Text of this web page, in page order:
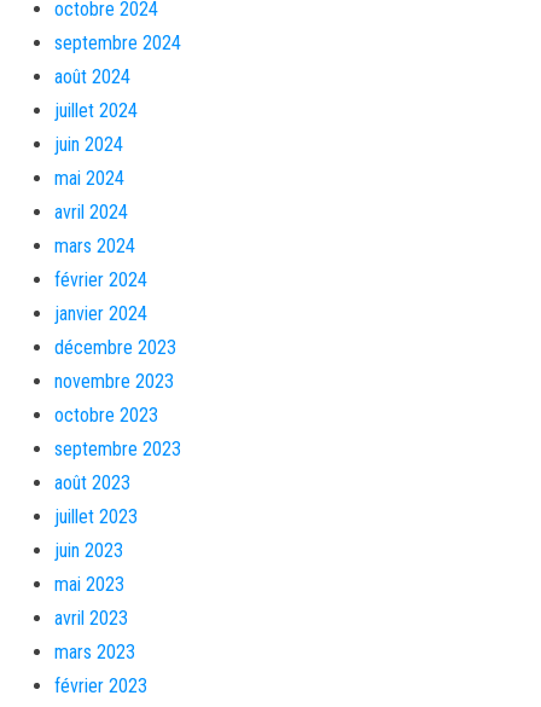
octobre 2024
septembre 2024
août 2024
juillet 2024
juin 2024
mai 2024
avril 2024
mars 2024
février 2024
janvier 2024
décembre 2023
novembre 2023
octobre 2023
septembre 2023
août 2023
juillet 2023
juin 2023
mai 2023
avril 2023
mars 2023
février 2023